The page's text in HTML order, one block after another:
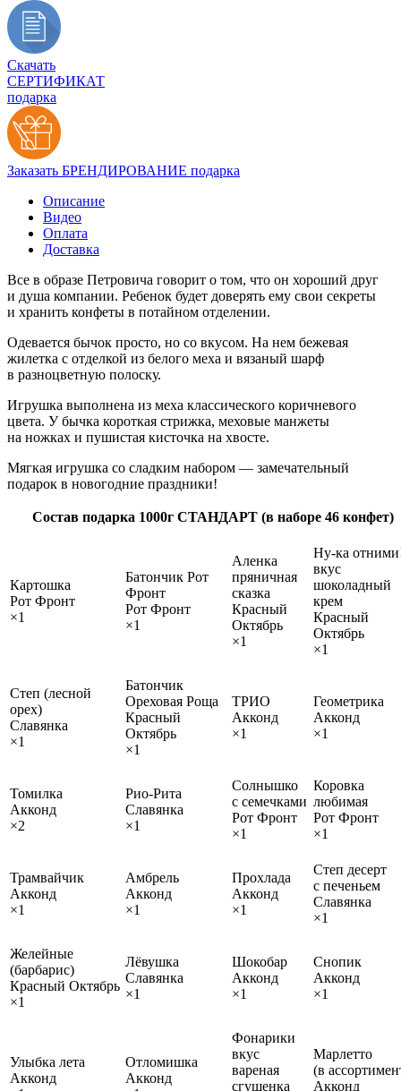
Скачать
СЕРТИФИКАТ
подарка
Заказать БРЕНДИРОВАНИЕ подарка
Описание
Видео
Оплата
Доставка
Все в образе Петровича говорит о том, что он хороший друг
и душа компании. Ребенок будет доверять ему свои секреты
и хранить конфеты в потайном отделении.
Одевается бычок просто, но со вкусом. На нем бежевая
жилетка с отделкой из белого меха и вязаный шарф
в разноцветную полоску.
Игрушка выполнена из меха классического коричневого
цвета. У бычка короткая стрижка, меховые манжеты
на ножках и пушистая кисточка на хвосте.
Мягкая игрушка со сладким набором — замечательный
подарок в новогодние праздники!
Состав подарка 1000г СТАНДАРТ (в наборе 46 конфет)
Картошка
Рот Фронт
×1
Батончик Рот
Фронт
Рот Фронт
×1
Аленка
пряничная
сказка
Красный
Октябрь
×1
Ну-ка
вкус
шоколадный
крем
Красный
Октябрь
×1
Степ (лесной
орех)
Славянка
×1
Батончик
Ореховая Роща
Красный
Октябрь
×1
ТРИО
Акконд
×1
Геометрика
Акконд
×1
Томилка
Акконд
×2
Рио-Рита
Славянка
×1
Солнышко
с семечками
Рот Фронт
×1
Коровка
любимая
Рот Фронт
×1
Трамвайчик
Акконд
×1
Амбрель
Акконд
×1
Прохлада
Акконд
×1
Степ десерт
с печеньем
Славянка
×1
Желейные
(барбарис)
Красный Октябрь
×1
Лёвушка
Славянка
×1
Шокобар
Акконд
×1
Снопик
Акконд
×1
Улыбка лета
Акконд
Отломишка
Акконд
Фонарики
вкус
вареная
сгущенка
Марлетто
(в
Акконд